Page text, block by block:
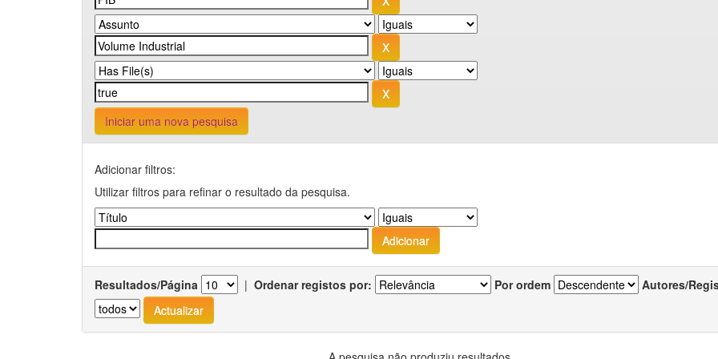
Iniciar uma nova pesquisa
Adicionar filtros:
Utilizar filtros para refinar o resultado da pesquisa.
Resultados/Página | Ordenar registos por: Por ordem Autores/